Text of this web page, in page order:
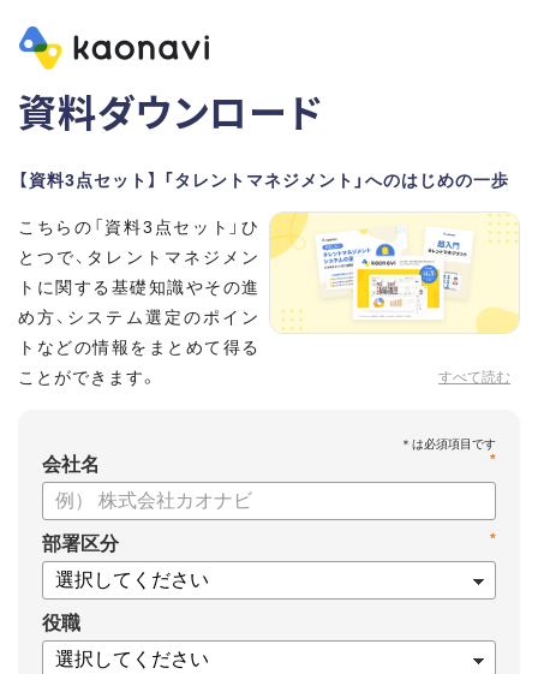
資料ダウンロード
【資料3点セット】 「タレントマネジメント」へのはじめの一歩
すべて読む
こちらの「資料3点セット」ひ
とつで、タレントマネジメン
トに関する基礎知識やその進
め方、システム選定のポイン
トなどの情報をまとめて得る
ことができます。
【資料セット内容】
・超入門タレントマネジメント
・タレントマネジメントシステムの選び方
・タレントマネジメントシステム「カオナビ」の説明資料
*
会社名
*
部署区分
役職